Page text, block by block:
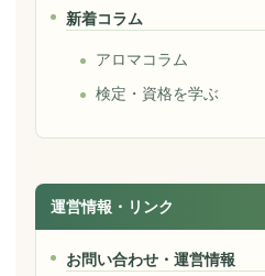
新着コラム
アロマコラム
検定・資格を学ぶ
運営情報・リンク
お問い合わせ・運営情報